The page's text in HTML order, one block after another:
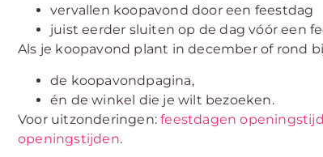
vervallen koopavond door een feestdag
juist eerder sluiten op de dag vóór een
Als je koopavond plant in december of rond
de koopavondpagina,
én de winkel die je wilt bezoeken.
Voor uitzonderingen:feestdagen
openingstijden.